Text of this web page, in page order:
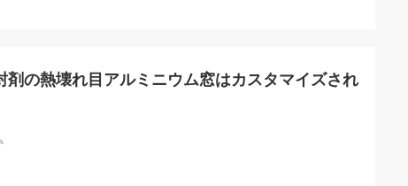
剤の熱壊れ目アルミニウム窓はカスタマイズされ